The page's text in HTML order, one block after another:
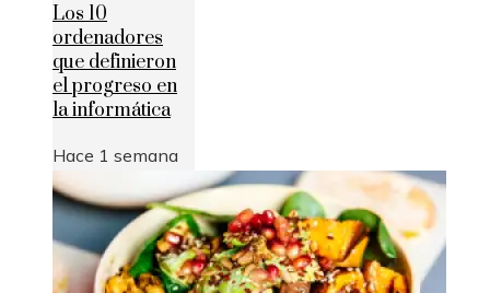
Los 10
ordenadores
que definieron
el progreso en
la informática
Hace 1 semana